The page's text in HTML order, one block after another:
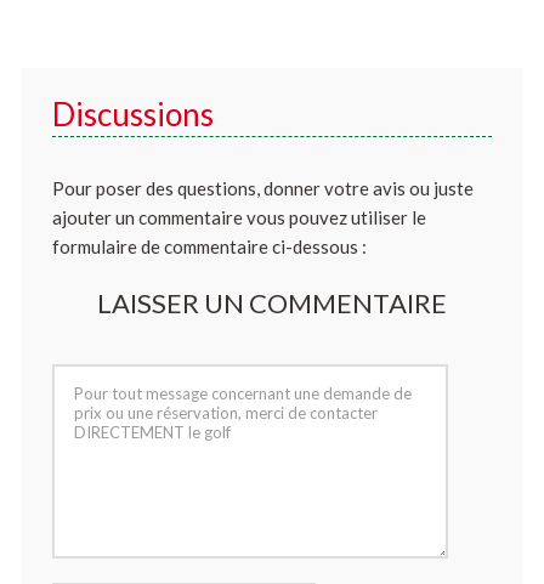
Discussions
Pour poser des questions, donner votre avis ou juste
ajouter un commentaire vous pouvez utiliser le
formulaire de commentaire ci-dessous :
LAISSER UN COMMENTAIRE